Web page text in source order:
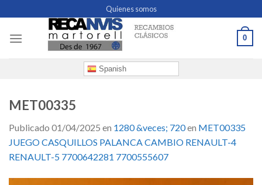
to
content
Quienes somos
0
Spanish
MET00335
Publicado 01/04/2025 en 1280 &veces; 720en MET00335
JUEGO CASQUILLOS PALANCA CAMBIO RENAULT-4
RENAULT-5 7700642281 7700555607